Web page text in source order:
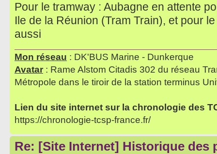
Pour le tramway : Aubagne en attente
Ile de la Réunion (Tram Train), et pour
aussi
Mon réseau : DK'BUS Marine - Dunkerque
Avatar : Rame Alstom Citadis 302 du réseau
Métropole dans le tiroir de la station terminus
Lien du site internet sur la chronologie des
https://chronologie-tcsp-france.fr/
Re: [Site Internet] Historique des